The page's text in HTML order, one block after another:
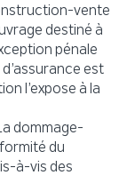
vente
destiné à
pénale
est
l’expose à la
dommage-
du
à-vis des